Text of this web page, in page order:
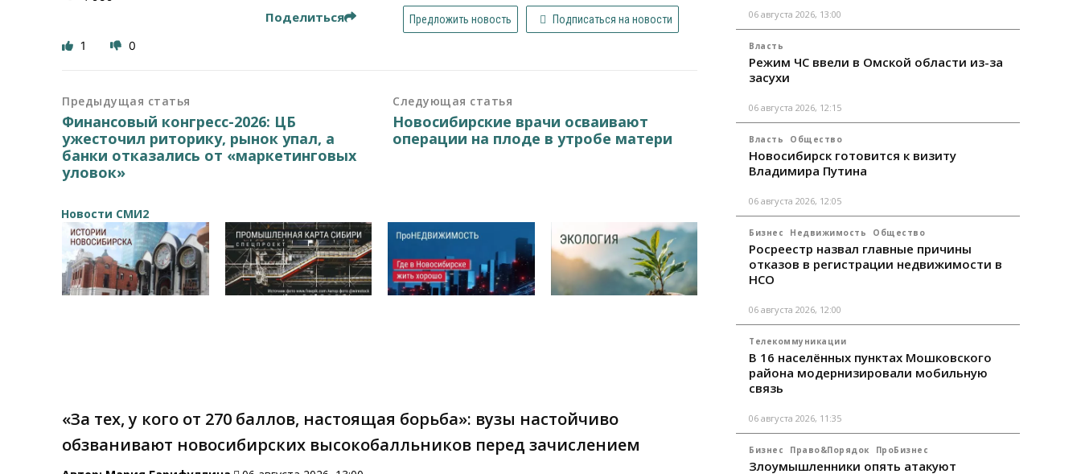
Поделиться Предложить новость Подписаться на новости
1 0
Предыдущая статья
Финансовый конгресс-2026: ЦБ
ужесточил риторику, рынок упал, а
банки отказались от «маркетинговых
уловок»
Следующая статья
Новосибирские врачи осваивают
операции на плоде в утробе матери
Новости СМИ2
«За тех, у кого от 270 баллов, настоящая борьба»: вузы настойчиво
обзванивают новосибирских высокобалльников перед зачислением
06 августа 2026, 13:00
Власть
Режим ЧС ввели в Омской области из-за
засухи
06 августа 2026, 12:15
Власть Общество
Новосибирск готовится к визиту
Владимира Путина
06 августа 2026, 12:05
Бизнес Недвижимость Общество
Росреестр назвал главные причины
отказов в регистрации недвижимости в
НСО
06 августа 2026, 12:00
Телекоммуникации
В 16 населённых пунктах Мошковского
района модернизировали мобильную
связь
06 августа 2026, 11:35
Бизнес Право&Порядок ПроБизнес
Злоумышленники опять атакуют